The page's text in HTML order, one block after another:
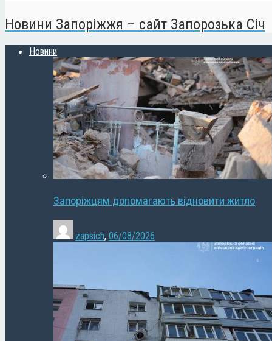
Новини Запоріжжя – сайт Запорозька Січ
Новини
Запоріжцям допомагають відновити житло
zapsich, 06/08/2026